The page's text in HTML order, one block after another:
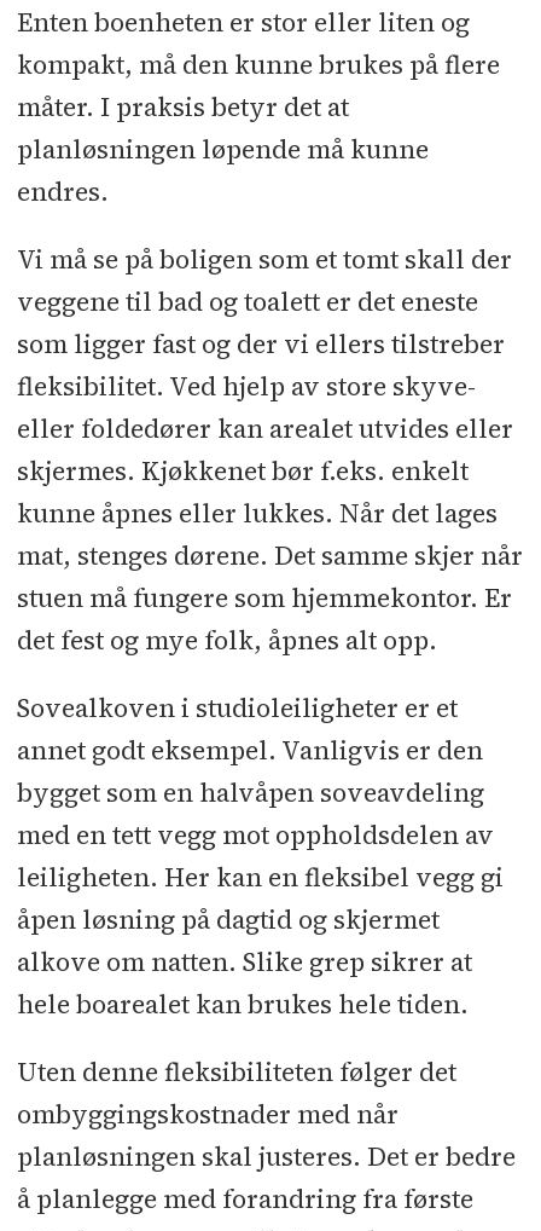
Enten boenheten er stor eller liten og
kompakt, må den kunne brukes på flere
måter. I praksis betyr det at
planløsningen løpende må kunne
endres.
Vi må se på boligen som et tomt skall der
veggene til bad og toalett er det eneste
som ligger fast og der vi ellers tilstreber
fleksibilitet. Ved hjelp av store skyve-
eller foldedører kan arealet utvides eller
skjermes. Kjøkkenet bør f.eks. enkelt
kunne åpnes eller lukkes. Når det lages
mat, stenges dørene. Det samme skjer når
stuen må fungere som hjemmekontor. Er
det fest og mye folk, åpnes alt opp.
Sovealkoven i studioleiligheter er et
annet godt eksempel. Vanligvis er den
bygget som en halvåpen soveavdeling
med en tett vegg mot oppholdsdelen av
leiligheten. Her kan en fleksibel vegg gi
åpen løsning på dagtid og skjermet
alkove om natten. Slike grep sikrer at
hele boarealet kan brukes hele tiden.
Uten denne fleksibiliteten følger det
ombyggingskostnader med når
planløsningen skal justeres. Det er bedre
å planlegge med forandring fra første